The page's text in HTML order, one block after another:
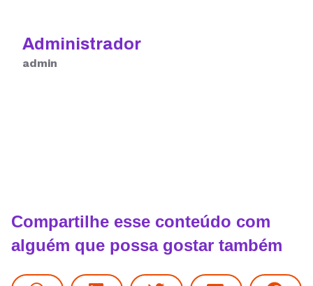
Administrador
admin
Compartilhe esse conteúdo com
alguém que possa gostar também